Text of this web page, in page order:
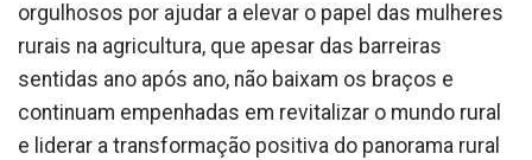
orgulhosos por ajudar a elevar o papel das mulheres
rurais na agricultura, que apesar das barreiras
sentidas ano após ano, não baixam os braços e
continuam empenhadas em revitalizar o mundo rural
e liderar a transformação positiva do panorama rural